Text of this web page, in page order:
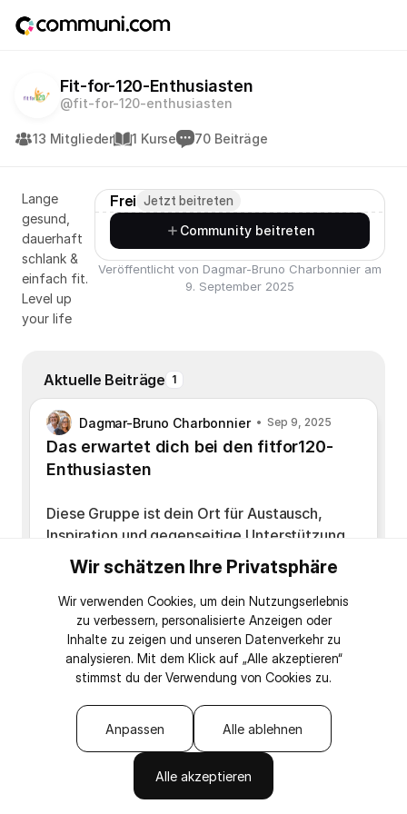
Fit-for-120-Enthusiasten
@fit-for-120-enthusiasten
13 Mitglieder 1 Kurse 70 Beiträge
Lange
gesund,
dauerhaft
schlank &
einfach fit.
Level up
your life
Frei Jetzt beitreten
Community beitreten
Veröffentlicht von Dagmar-Bruno Charbonnier am
9. September 2025
Aktuelle Beiträge 1
Dagmar-Bruno Charbonnier Sep 9, 2025
Das erwartet dich bei den fitfor120-
Enthusiasten
Diese Gruppe ist dein Ort für Austausch,
Inspiration und gegenseitige Unterstützung
rund um die Themen Gesundheit,
Gewichtsmanagement, Langlebigkeit und
einen vitalen Lifestyle.
Hier begleiten und motivieren wir uns auf
dem Weg zu einem langen, gesunden und
erfüllten Leben – mit dem gemeinsamen Ziel:
Gesund, fit und vital so lange wie möglich.
Das erwartet dich hier:
Inspirierende Erfolgsgeschichten und
Erfahrungen direkt aus unserer
Community
Wir schätzen Ihre Privatsphäre
Wir verwenden Cookies, um dein Nutzungserlebnis
zu verbessern, personalisierte Anzeigen oder
Inhalte zu zeigen und unseren Datenverkehr zu
analysieren. Mit dem Klick auf „Alle akzeptieren“
stimmst du der Verwendung von Cookies zu.
Anpassen Alle ablehnen
Alle akzeptieren